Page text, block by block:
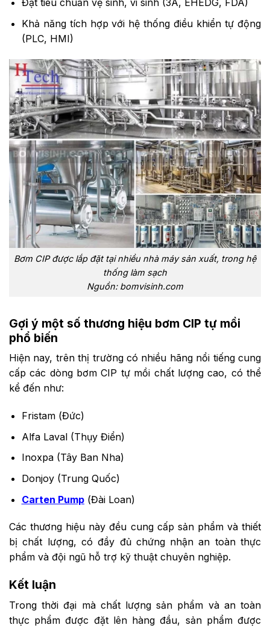
Đạt tiêu chuẩn vệ sinh, vi sinh (3A, EHEDG, FDA)
Khả năng tích hợp với hệ thống điều khiển tự động
(PLC, HMI)
Bơm CIP được lắp đặt tại nhiều nhà máy sản xuất, trong hệ
thống làm sạch
Nguồn: bomvisinh.com
Gợi ý một số thương hiệu bơm CIP tự mồi
phổ biến
Hiện nay, trên thị trường có nhiều hãng nổi tiếng cung
cấp các dòng bơm CIP tự mồi chất lượng cao, có thể
kể đến như:
Fristam (Đức)
Alfa Laval (Thụy Điển)
Inoxpa (Tây Ban Nha)
Donjoy (Trung Quốc)
Carten Pump(Đài Loan)
Các thương hiệu này đều cung cấp sản phẩm và thiết
bị chất lượng, có đầy đủ chứng nhận an toàn thực
phẩm và đội ngũ hỗ trợ kỹ thuật chuyên nghiệp.
Kết luận
Trong thời đại mà chất lượng sản phẩm và an toàn
thực phẩm được đặt lên hàng đầu, sản phẩm được